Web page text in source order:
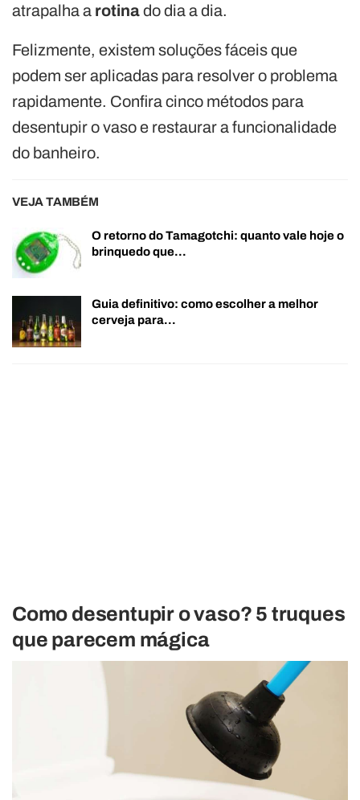
atrapalha a rotinado dia a dia.
Felizmente, existem soluções fáceis que
podem ser aplicadas para resolver o problema
rapidamente. Confira cinco métodos para
desentupir o vaso e restaurar a funcionalidade
do banheiro.
VEJA TAMBÉM
O retorno do Tamagotchi: quanto vale hoje o
brinquedo que…
Guia definitivo: como escolher a melhor
cerveja para…
Como desentupir o vaso? 5 truques
que parecem mágica